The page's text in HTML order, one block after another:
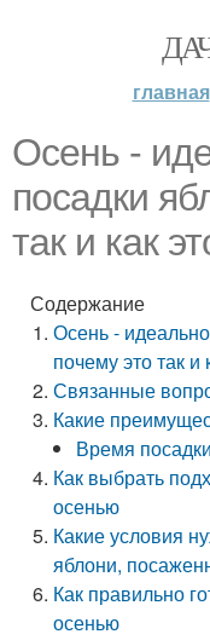
главная
Осень -
посадки
так и как
Содержание
Осень -
почему это так и
Связанные
Какие
Время
Как выбрать
осенью
Какие условия
яблони,
Как правильно
осенью